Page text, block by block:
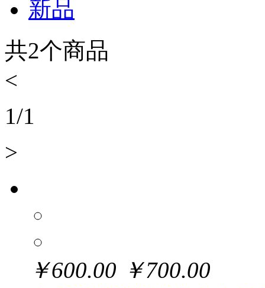
新品
共2个商品
<
1/1
>
￥600.00 ￥700.00